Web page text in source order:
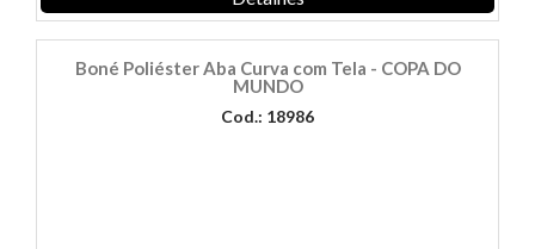
Boné Poliéster Aba Curva com Tela - COPA DO
MUNDO
Cod.: 18986